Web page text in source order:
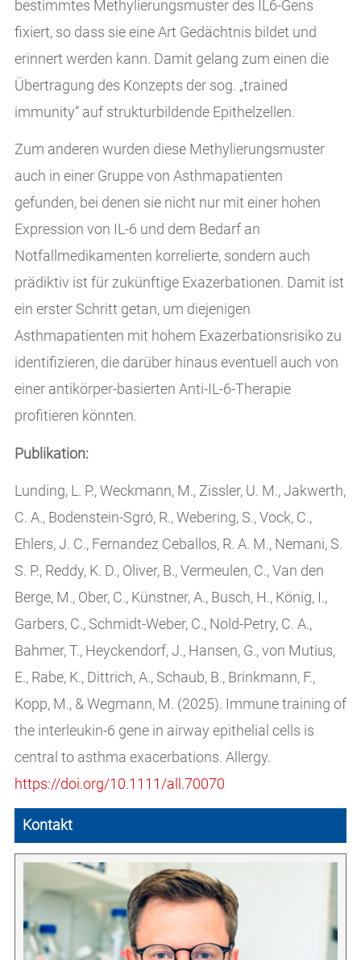
bestimmtes Methylierungsmuster des IL6-Gens
fixiert, so dass sie eine Art Gedächtnis bildet und
erinnert werden kann. Damit gelang zum einen die
Übertragung des Konzepts der sog. „trained
immunity“ auf strukturbildende Epithelzellen.
Zum anderen wurden diese Methylierungsmuster
auch in einer Gruppe von Asthmapatienten
gefunden, bei denen sie nicht nur mit einer hohen
Expression von IL-6 und dem Bedarf an
Notfallmedikamenten korrelierte, sondern auch
prädiktiv ist für zukünftige Exazerbationen. Damit ist
ein erster Schritt getan, um diejenigen
Asthmapatienten mit hohem Exazerbationsrisiko zu
identifizieren, die darüber hinaus eventuell auch von
einer antikörper-basierten Anti-IL-6-Therapie
profitieren könnten.
Publikation:
Lunding, L. P., Weckmann, M., Zissler, U. M., Jakwerth,
C. A., Bodenstein-Sgró, R., Webering, S., Vock, C.,
Ehlers, J. C., Fernandez Ceballos, R. A. M., Nemani, S.
S. P., Reddy, K. D., Oliver, B., Vermeulen, C., Van den
Berge, M., Ober, C., Künstner, A., Busch, H., König, I.,
Garbers, C., Schmidt-Weber, C., Nold-Petry, C. A.,
Bahmer, T., Heyckendorf, J., Hansen, G., von Mutius,
E., Rabe, K., Dittrich, A., Schaub, B., Brinkmann, F.,
Kopp, M., & Wegmann, M. (2025). Immune training of
the interleukin-6 gene in airway epithelial cells is
central to asthma exacerbations. Allergy.
https://doi.org/10.1111/all.70070
Kontakt